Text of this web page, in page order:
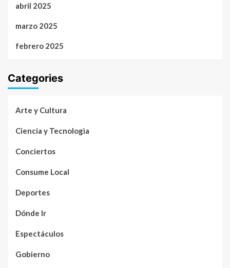
abril 2025
marzo 2025
febrero 2025
Categories
Arte y Cultura
Ciencia y Tecnologìa
Conciertos
Consume Local
Deportes
Dónde Ir
Espectáculos
Gobierno